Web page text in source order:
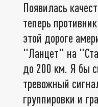
Появилась
теперь
этой дороге
"Ланцет" на
до 200 км. Я бы
тревожный
группировки и